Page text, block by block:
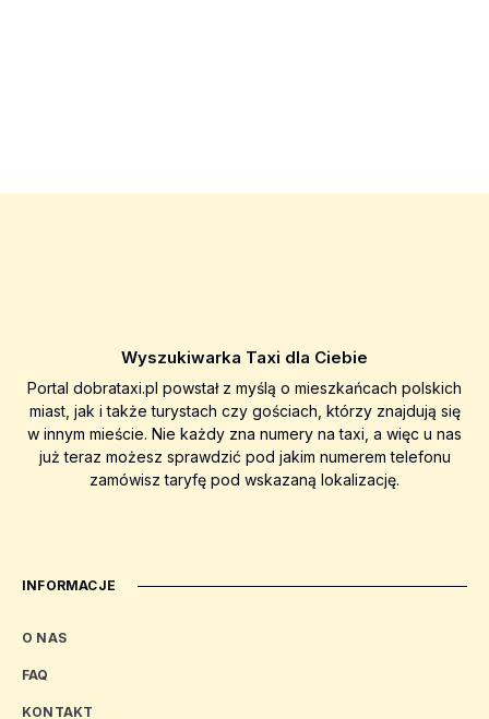
Wyszukiwarka Taxi dla Ciebie
Portal dobrataxi.pl powstał z myślą o mieszkańcach polskich
miast, jak i także turystach czy gościach, którzy znajdują się
w innym mieście. Nie każdy zna numery na taxi, a więc u nas
już teraz możesz sprawdzić pod jakim numerem telefonu
zamówisz taryfę pod wskazaną lokalizację.
INFORMACJE
O NAS
FAQ
KONTAKT